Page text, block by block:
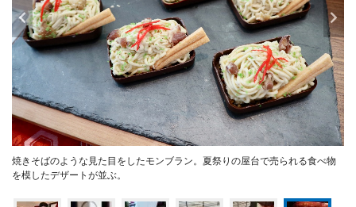
焼きそばのような見た目をしたモンブラン。夏祭りの屋台で売られる食べ物
を模したデザートが並ぶ。